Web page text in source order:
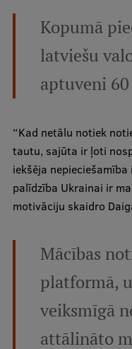
RSU zinātnes
Zinātnes ietekme
Pētniecības
Pētniecības
Pētniecības
Zinātnieku brokastis
Zinātniskās
Inovāciju centrs
Starptautiskā
Kopumā
latviešu
aptuveni
“Kad netālu notiek
tautu, sajūta ir ļoti
iekšēja
palīdzība Ukrainai ir
motivāciju skaidro
Mācības
platformā,
veiksmīgā
attālināto